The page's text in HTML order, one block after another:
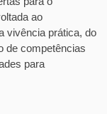
ao
vivência prática, do
de competências
para